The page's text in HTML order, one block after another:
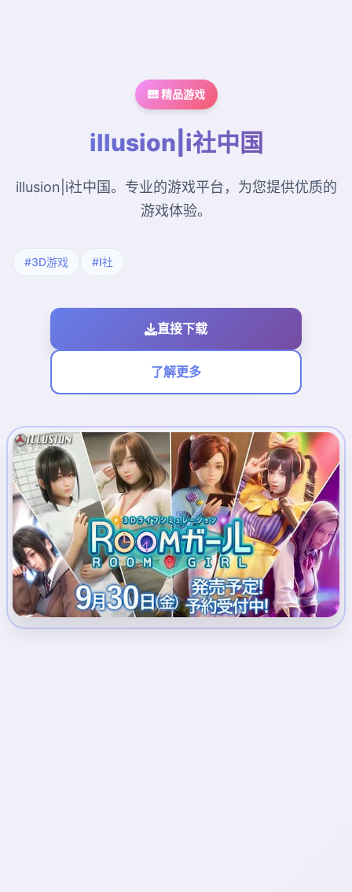
🎹 精品游戏
illusion|i社中国
illusion|i社中国。专业的游戏平台，为您提供优质的
游戏体验。
#3D游戏 #I社
直接下载
了解更多